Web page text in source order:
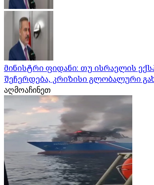
მინისტრი ფიდანი: თუ ისრაელის
შეჩერდება, კრიზისი გლობალური
აღმოაჩინეთ